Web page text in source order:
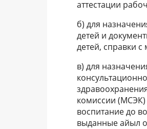
аттестации
б) для
детей и
детей, справки
в) для
комиссии (МСЭК)
воспитание до
выданные айыл